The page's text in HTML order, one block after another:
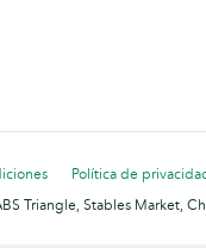
Política de
Triangle, Stables Market,